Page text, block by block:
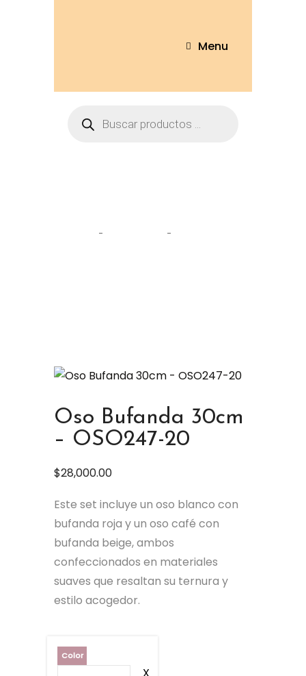
Menu
Oso Bufanda 30cm
– OSO247-20
$28,000.00
Este set incluye un oso blanco con
bufanda roja y un oso café con
bufanda beige, ambos
confeccionados en materiales
suaves que resaltan su ternura y
estilo acogedor.
Color